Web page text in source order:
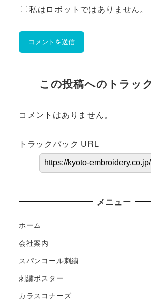
私はロボットではありません。
この投稿へのトラッ
コメントはありません。
トラックバック URL
メニュー
ホーム
会社案内
スパンコール刺繍
刺繍ポスター
カラスコナーズ